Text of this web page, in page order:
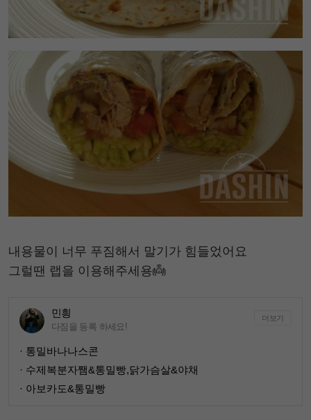
내용물이 너무 푸짐해서 말기가 힘들었어요
그럴땐 랩을 이용해주세용👼
민힁
다짐을 등록 하세요!
더보기
· 통밀바나나스콘
· 수제복분자쨈&통밀빵,닭가슴살&야채
· 아보카도&통밀빵